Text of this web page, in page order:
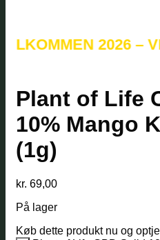
2026 – VI
Plant of Life
10% Mango
(1g)
kr. 69,00
På lager
Køb dette produkt nu og